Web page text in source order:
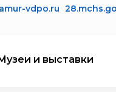
vdpo.ru
и выставки